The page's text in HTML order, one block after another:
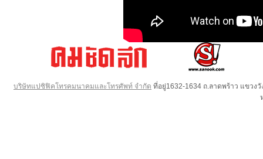
บริษัทแปซิฟิคโทรคมนาคมและโทรศัพท์ จำกัด ที่อยู่1632-1634 ถ.ลาดพร้าว แขวง